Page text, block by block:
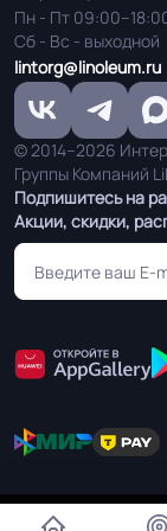
Подпишитесь на
Акции, скидки,
Пн - Пт
Сб - Вс - выходной
lintorg@linoleum.ru
© 2014–2026
Группы Компаний
Мы используем